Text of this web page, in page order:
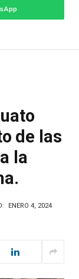
de las
la
ENERO 4, 2024